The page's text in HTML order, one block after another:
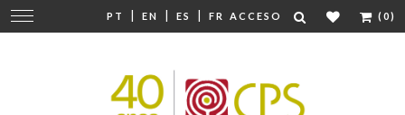
PT | EN | ES | FR ACCESO (0)
Cambiar
navegación